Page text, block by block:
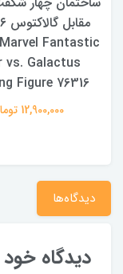
Marvel Fantastic
vs. Galactus
Figure 76316
12,900,000 تومان
دیدگاه‌ها
دیدگاه خود